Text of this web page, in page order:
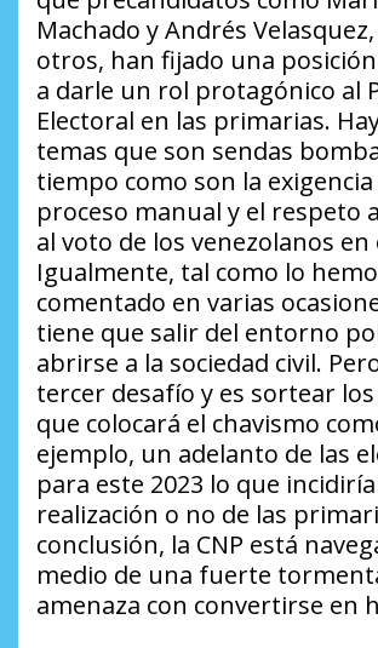
Machado y Andrés
otros, han fijado una
a darle un rol protagónico al
Electoral en las primarias.
temas que son sendas
tiempo como son la
proceso manual y el respeto
al voto de los venezolanos
Igualmente, tal como lo
comentado en varias
tiene que salir del entorno
abrirse a la sociedad civil.
tercer desafío y es sortear
que colocará el chavismo
ejemplo, un adelanto de las
para este 2023 lo que
realización o no de las
conclusión, la CNP está
medio de una fuerte
amenaza con convertirse en